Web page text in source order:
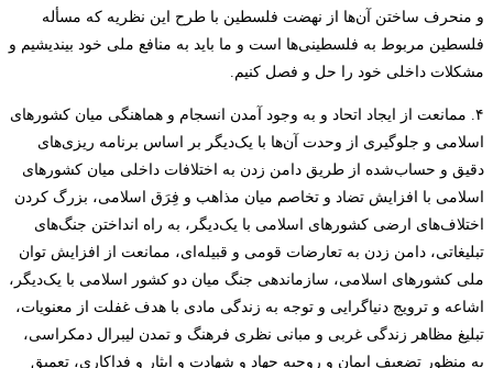
و منحرف ساختن آن‌ها از نهضت فلسطین با طرح این نظریه که مسأله
فلسطین مربوط به فلسطینی‌ها است و ما باید به منافع ملی خود بیندیشیم و
مشکلات داخلی خود را حل و فصل کنیم.
۴. ممانعت از ایجاد اتحاد و به وجود آمدن انسجام و هماهنگی میان کشورهای
اسلامی و جلوگیری از وحدت آن‌ها با یک‌دیگر بر اساس برنامه‌ ریزی‌های
دقیق و حساب‌شده از طریق دامن زدن به اختلافات داخلی میان کشورهای
اسلامی با افزایش تضاد و تخاصم میان مذاهب و فِرَق اسلامی، بزرگ کردن
اختلاف‌های ارضی کشورهای اسلامی با یک‌دیگر، به راه انداختن جنگ‌های
تبلیغاتی، دامن زدن به تعارضات قومی و قبیله‌ای، ممانعت از افزایش توان
ملی کشورهای اسلامی، سازماندهی جنگ میان دو کشور اسلامی با یک‌دیگر،
اشاعه و ترویج دنیاگرایی و توجه به زندگی مادی با هدف غفلت از معنویات،
تبلیغ مظاهر زندگی غربی و مبانی نظری فرهنگ و تمدن لیبرال دمکراسی،
به منظور تضعیف ایمان و روحیه جهاد و شهادت و ایثار و فداکاری، تعمیق